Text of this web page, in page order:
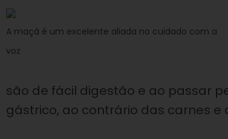
A maçã é um excelente aliada no cuidado com a
voz
são de fácil digestão e ao passar
gástrico, ao contrário das carnes